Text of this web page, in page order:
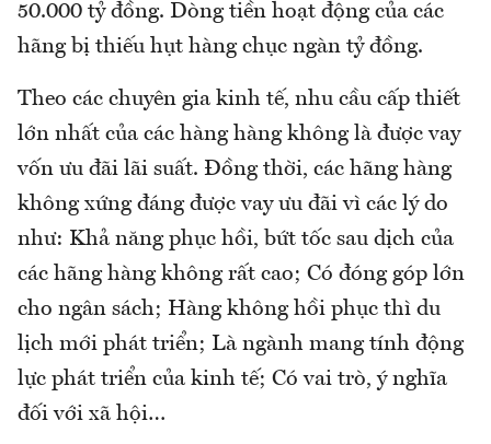
50.000 tỷ đồng. Dòng tiền hoạt động của các
hãng bị thiếu hụt hàng chục ngàn tỷ đồng.
Theo các chuyên gia kinh tế, nhu cầu cấp thiết
lớn nhất của các hàng hàng không là được vay
vốn ưu đãi lãi suất. Đồng thời, các hãng hàng
không xứng đáng được vay ưu đãi vì các lý do
như: Khả năng phục hồi, bứt tốc sau dịch của
các hãng hàng không rất cao; Có đóng góp lớn
cho ngân sách; Hàng không hồi phục thì du
lịch mới phát triển; Là ngành mang tính động
lực phát triển của kinh tế; Có vai trò, ý nghĩa
đối với xã hội…